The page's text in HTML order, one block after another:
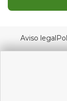
Aviso legal